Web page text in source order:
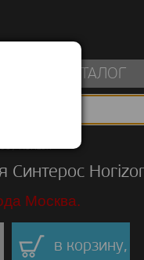
КАТАЛОГ
/Horizon
Синтерос
Москва.
в корзину,